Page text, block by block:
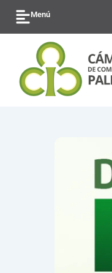
contenido
Menú